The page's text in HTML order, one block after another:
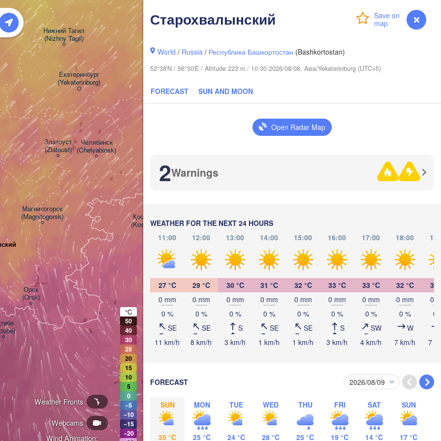
Login myVentusky Forecast
Старохвалынский
World / Russia / Республика Башкортостан (Bashkortostan)
52°38'N / 56°30'E / Altitude 223 m / 10:30 2026/08/08, Asia/Yekaterinburg (UTC+5)
FORECAST SUN AND MOON
Open Radar Map
2Warnings
WEATHER FOR THE NEXT 24 HOURS
11:00
12:00 13:00 14:00 15:00 16:00 17:00 18:00
27 °C
0 mm
0 %
SE
11 km/h
29 °C
0 mm
0 %
SE
8 km/h
30 °C
0 mm
0 %
S
3 km/h
31 °C
0 mm
0 %
SE
1 km/h
32 °C
0 mm
0 %
SE
1 km/h
33 °C
0 mm
0 %
S
3 km/h
33 °C
0 mm
0 %
SW
4 km/h
32 °C
0 mm
0 %
W
7 km/h
31
0
0
7
FORECAST
SUN
35 °C
MON
25 °C
TUE
24 °C
WED
28 °C
THU
25 °C
FRI
19 °C
SAT
14 °C
SUN
17 °C
Wind Animation:
Webcams
Weather Fronts
Екатеринбург
(Yekaterinburg)
(Tyumen)
Нижний Тагил
(Nizhny Tagil)
Челябинск
(Chelyabinsk)
Орск
(Orsk)
Қостанай
(Kostanay)
Златоуст
(Zlatoust)
Магнитогорск
(Magnitogorsk)
KAZAKHSTAN
Астана
(Astana)
(Kökşetaw)
Екібастұз
(Ekibastuz)
Қарағанды
(Qarağandy)
Жезқазған
(Jezqazğan)
H
°C
50
40
30
25
20
15
10
5
0
−5
−10
−15
−20